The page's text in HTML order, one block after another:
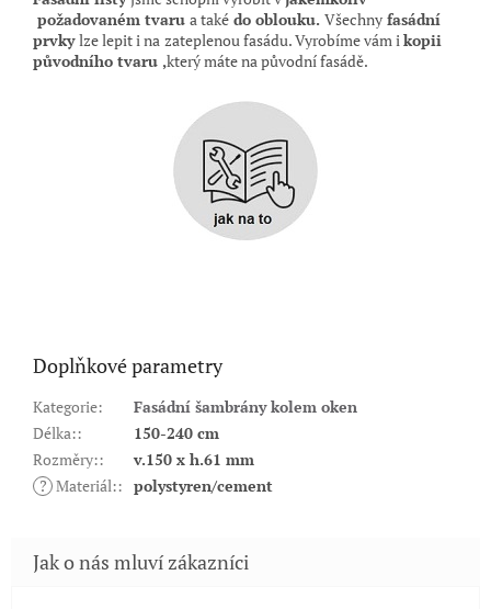
požadovaném tvaru a také do oblouku. Všechny fasádní
prvky lze lepit i na zateplenou fasádu. Vyrobíme vám ikopii
původního tvaru ,který máte na původnífasádě.
Doplňkové parametry
Kategorie:
Fasádní šambrány kolem oken
Délka::
150-240 cm
Rozměry::
v.150 x h.61 mm
? Materiál:: polystyren/cement